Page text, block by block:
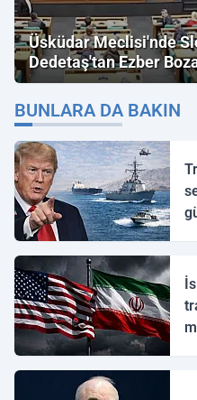
Üsküdar Meclisi'nde
Dedetaş'tan Ezber
"İmamoğlu" Çıkışı!
BUNLARA DA BAKIN